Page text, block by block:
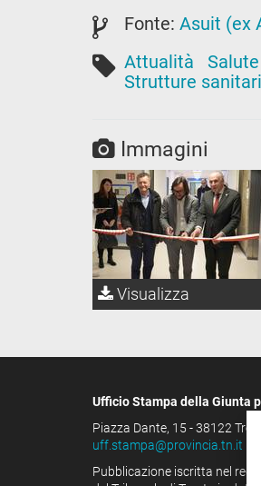
Fonte: Asuit (ex
Attualità
Strutture
Immagini
Visualizza
Ufficio Stampa della Giunta
Piazza Dante, 15 - 38122
uff.stampa@provincia.tn.it
Pubblicazione iscritta nel